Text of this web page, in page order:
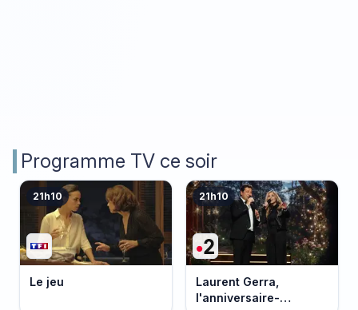
Programme TV ce soir
21h10
Le jeu
21h10
Laurent Gerra,
l'anniversaire-